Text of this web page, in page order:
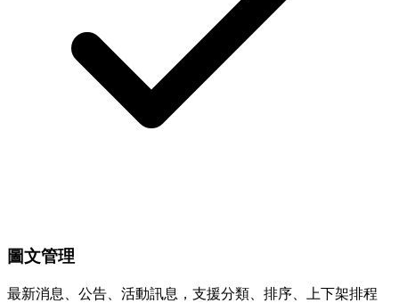
圖文管理
最新消息、公告、活動訊息，支援分類、排序、上下架排程